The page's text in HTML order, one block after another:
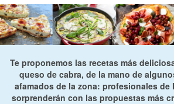
Te proponemos las recetas más
queso de cabra, de la mano de
afamados de la zona: profesionales
sorprenderán con las propuestas más